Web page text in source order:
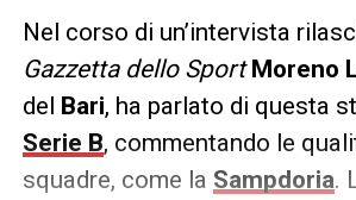
Nel corso di un’intervista
Gazzetta dello Sport Moreno
del Bari, ha parlato di questa
Serie B, commentando le
squadre, come la Sampdoria.